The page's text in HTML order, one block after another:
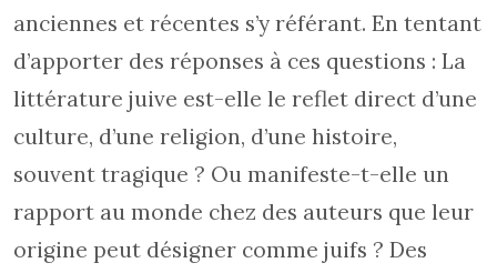
anciennes et récentes s’y référant. En tentant
d’apporter des réponses à ces questions : La
littérature juive est-elle le reflet direct d’une
culture, d’une religion, d’une histoire,
souvent tragique ? Ou manifeste-t-elle un
rapport au monde chez des auteurs que leur
origine peut désigner comme juifs ? Des